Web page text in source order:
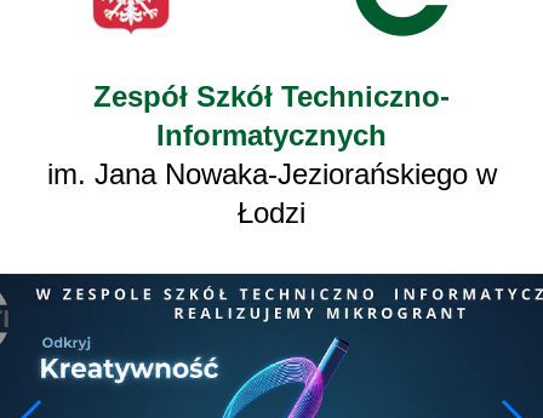
Zespół Szkół Techniczno-
Informatycznych
im. Jana Nowaka-Jeziorańskiego w
Łodzi